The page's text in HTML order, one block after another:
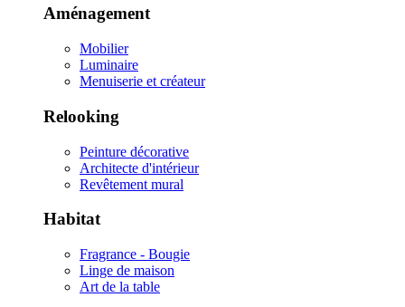
Aménagement
Mobilier
Luminaire
Menuiserie et créateur
Relooking
Peinture décorative
Architecte d'intérieur
Revêtement mural
Habitat
Fragrance - Bougie
Linge de maison
Art de la table